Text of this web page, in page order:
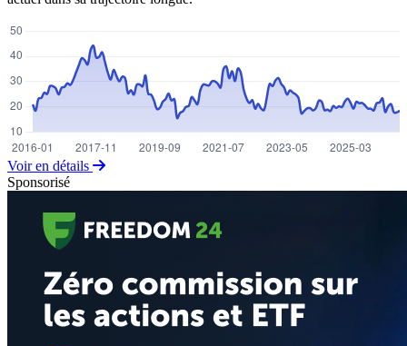
Voir en détails
Sponsorisé